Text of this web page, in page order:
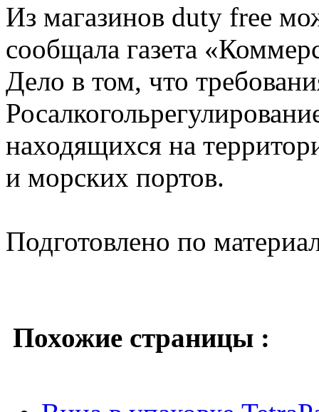
Из магазинов duty free
сообщала газета
Дело в том, что
находящихся на
и морских портов.
Подготовлено по
Похожие страницы :